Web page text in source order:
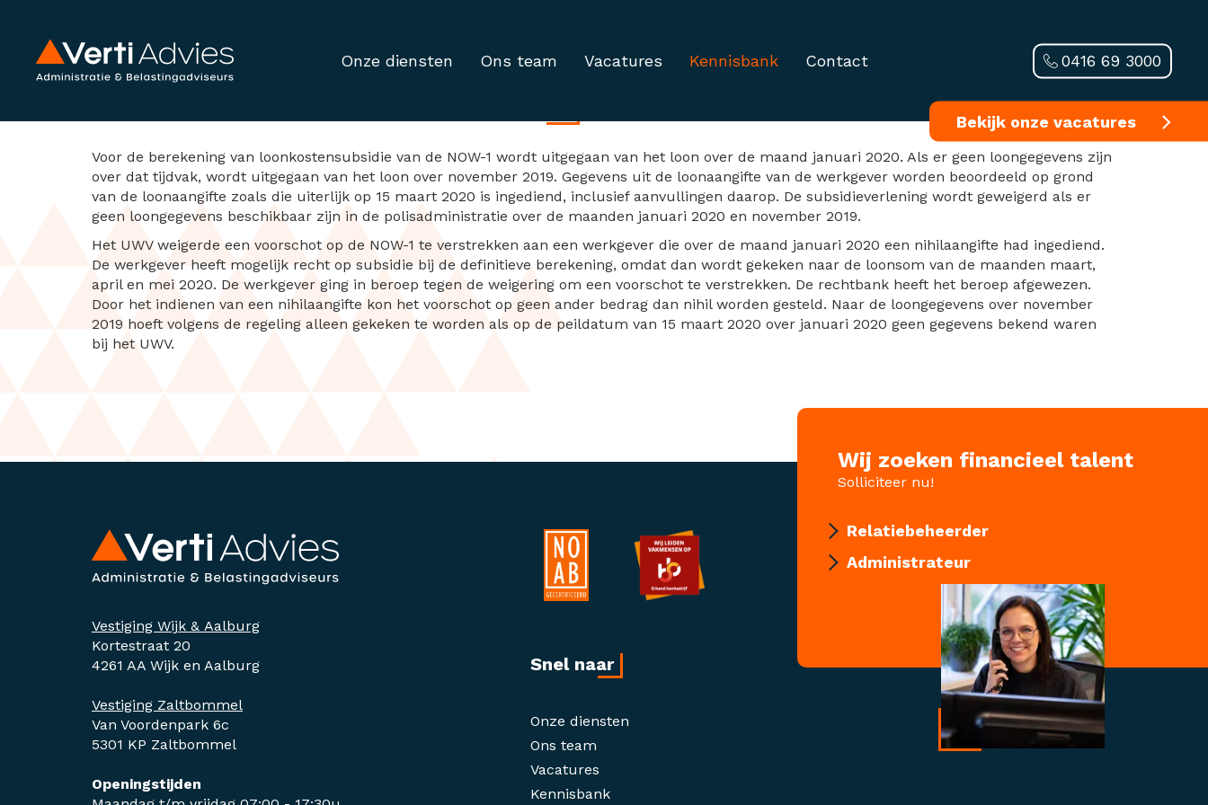
Onze diensten Ons team Vacatures Kennisbank Contact
Bekijk onze vacatures
0416 69 3000
Voor de berekening van loonkostensubsidie van de NOW-1 wordt uitgegaan van het loon over de maand januari 2020. Als er geen loongegevens zijn
over dat tijdvak, wordt uitgegaan van het loon over november 2019. Gegevens uit de loonaangifte van de werkgever worden beoordeeld op grond
van de loonaangifte zoals die uiterlijk op 15 maart 2020 is ingediend, inclusief aanvullingen daarop. De subsidieverlening wordt geweigerd als er
geen loongegevens beschikbaar zijn in de polisadministratie over de maanden januari 2020 en november 2019.
Het UWV weigerde een voorschot op de NOW-1 te verstrekken aan een werkgever die over de maand januari 2020 een nihilaangifte had ingediend.
De werkgever heeft mogelijk recht op subsidie bij de definitieve berekening, omdat dan wordt gekeken naar de loonsom van de maanden maart,
april en mei 2020. De werkgever ging in beroep tegen de weigering om een voorschot te verstrekken. De rechtbank heeft het beroep afgewezen.
Door het indienen van een nihilaangifte kon het voorschot op geen ander bedrag dan nihil worden gesteld. Naar de loongegevens over november
2019 hoeft volgens de regeling alleen gekeken te worden als op de peildatum van 15 maart 2020 over januari 2020 geen gegevens bekend waren
bij het UWV.
Wij zoeken financieel talent
Solliciteer nu!
Relatiebeheerder
Administrateur
Vestiging Wijk & Aalburg
Kortestraat 20
4261 AA Wijk en Aalburg
Vestiging Zaltbommel
Van Voordenpark 6c
5301 KP Zaltbommel
Openingstijden
Snel naar
Onze diensten
Ons team
Vacatures
Kennisbank